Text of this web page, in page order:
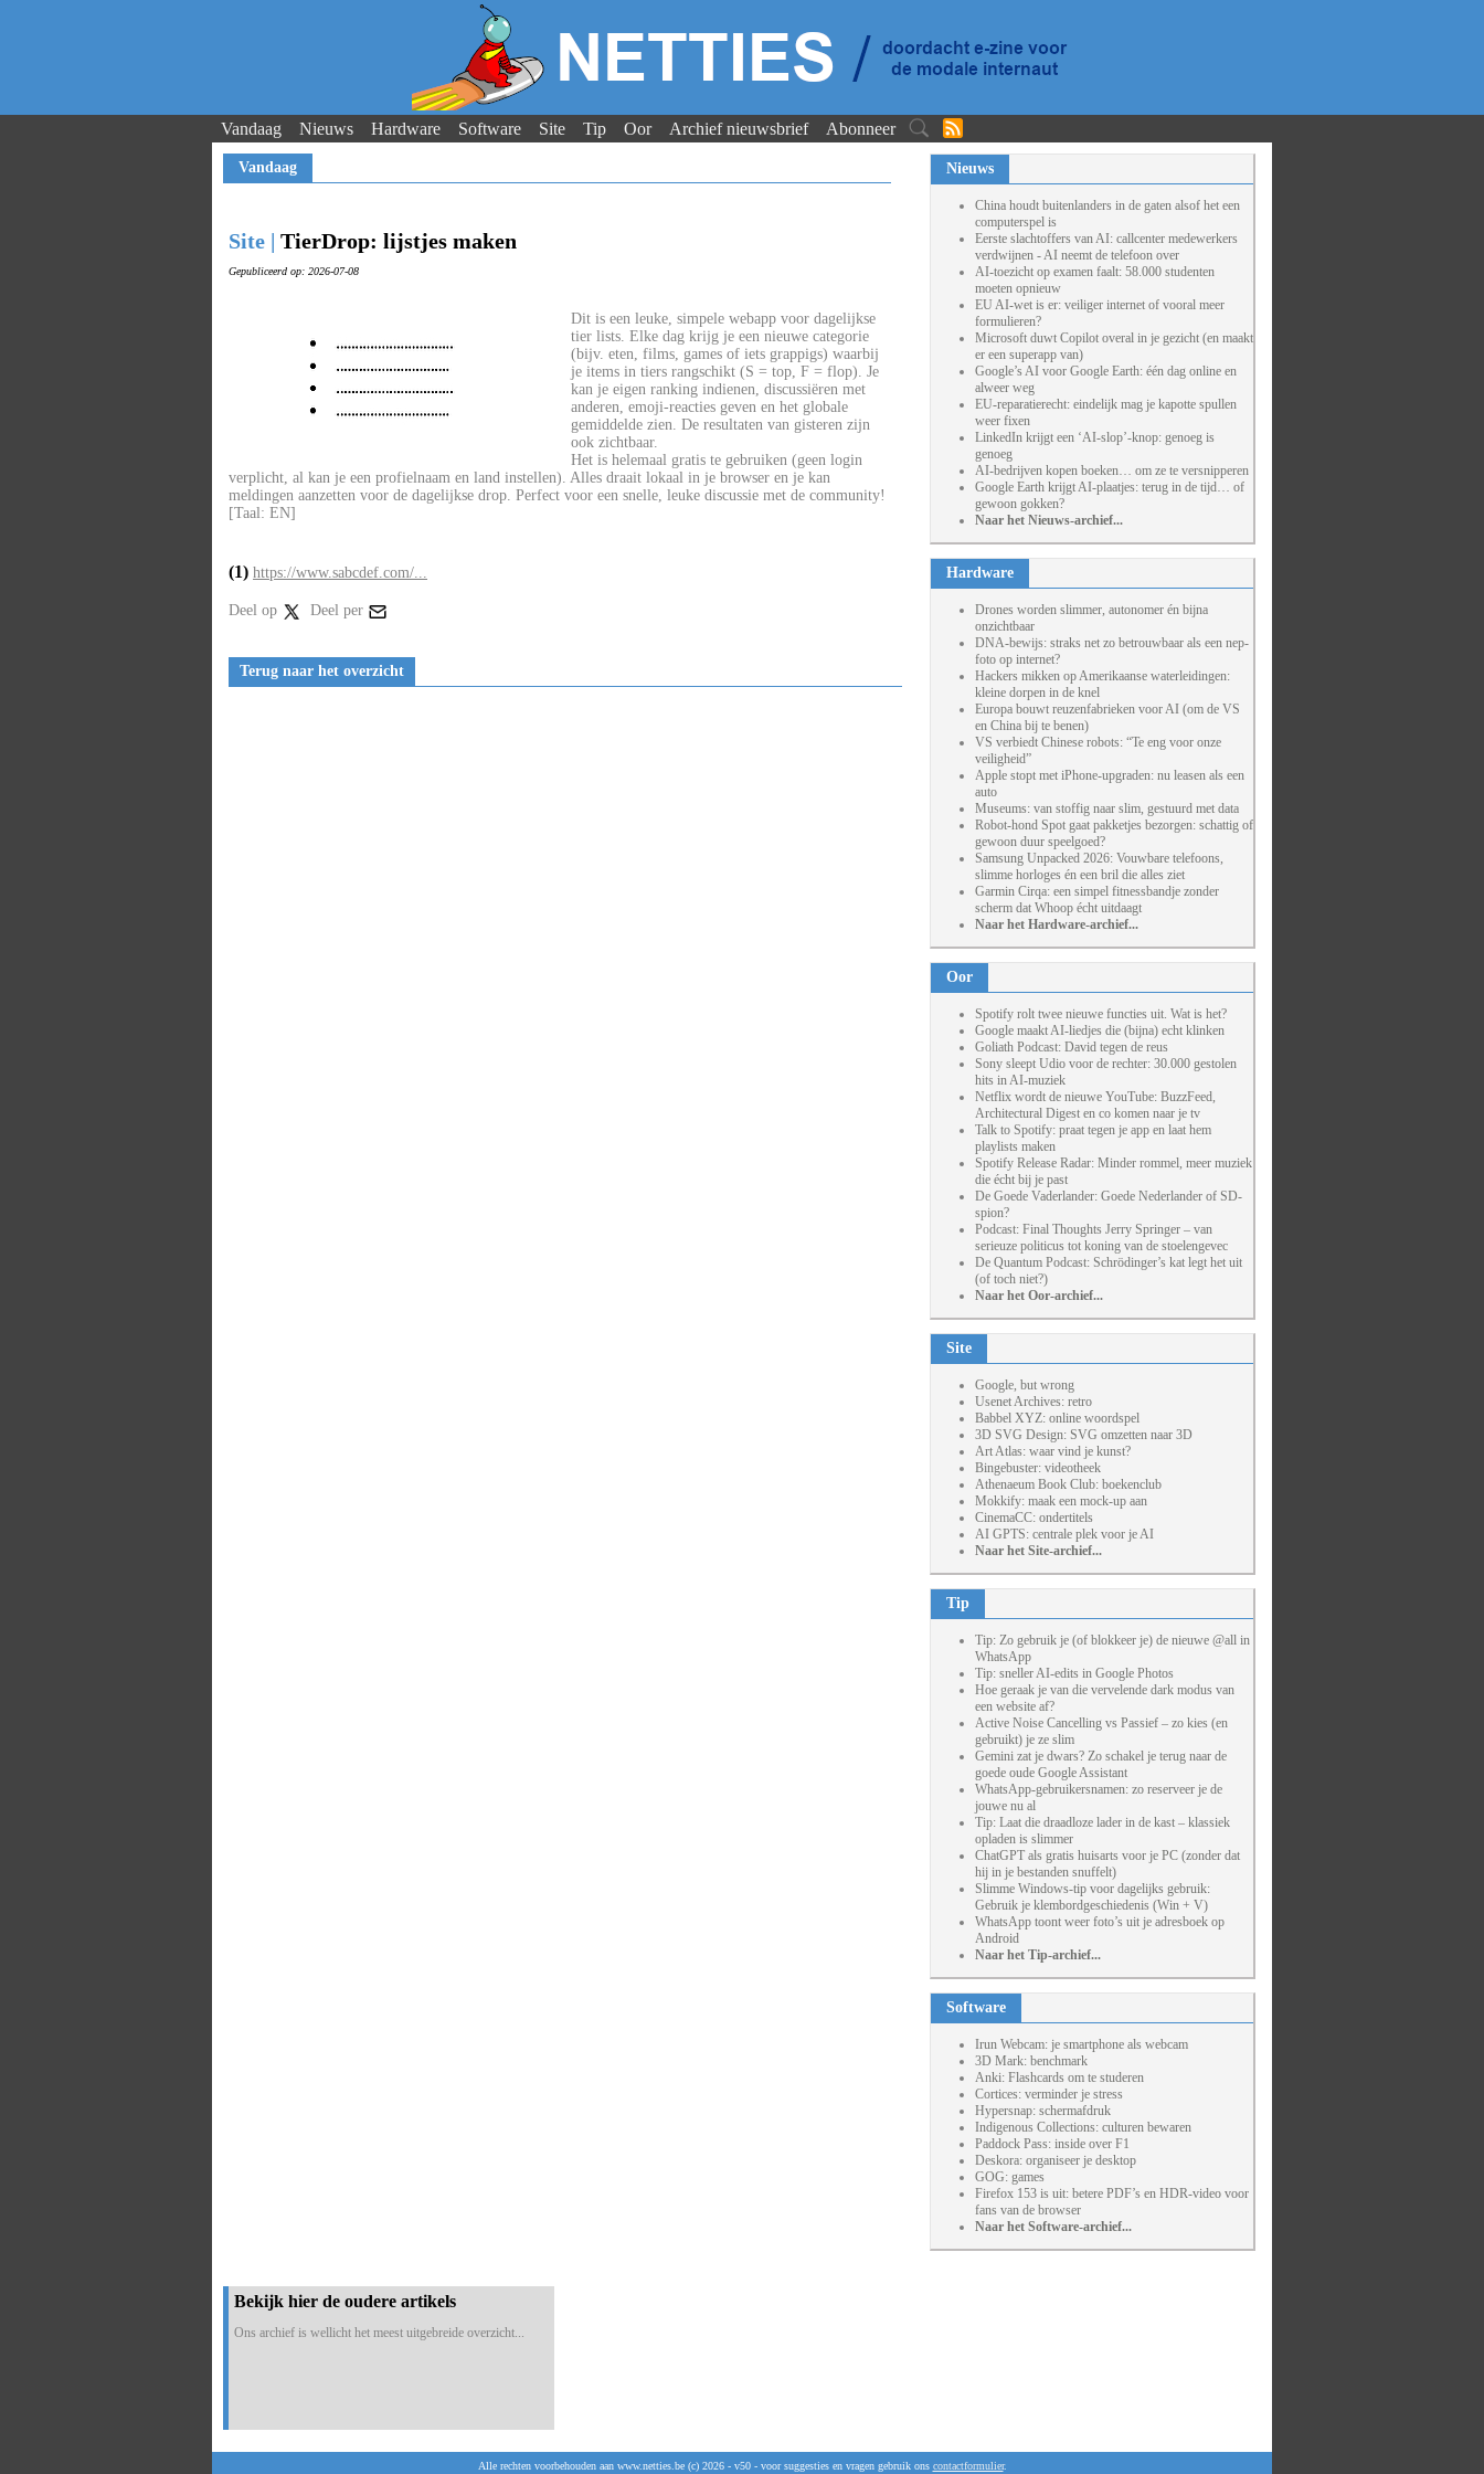
Vandaag Nieuws Hardware Software Site Tip Oor Archief nieuwsbrief Abonneer
Vandaag
Site | TierDrop: lijstjes maken
Gepubliceerd op: 2026-07-08
Dit is een leuke, simpele webapp voor dagelijkse
tier lists. Elke dag krijg je een nieuwe categorie
(bijv. eten, films, games of iets grappigs) waarbij
je items in tiers rangschikt (S = top, F = flop). Je
kan je eigen ranking indienen, discussiëren met
anderen, emoji-reacties geven en het globale
gemiddelde zien. De resultaten van gisteren zijn
ook zichtbaar.
Het is helemaal gratis te gebruiken (geen login
verplicht, al kan je een profielnaam en land instellen). Alles draait lokaal in je browser en je kan
meldingen aanzetten voor de dagelijkse drop. Perfect voor een snelle, leuke discussie met de community!
[Taal: EN]
(1) https://www.sabcdef.com/...
Deel op Deel per
Terug naar het overzicht
Nieuws
China houdt buitenlanders in de gaten alsof het een
computerspel is
Eerste slachtoffers van AI: callcenter medewerkers
verdwijnen - AI neemt de telefoon over
AI-toezicht op examen faalt: 58.000 studenten
moeten opnieuw
EU AI-wet is er: veiliger internet of vooral meer
formulieren?
Microsoft duwt Copilot overal in je gezicht (en maakt
er een superapp van)
Google’s AI voor Google Earth: één dag online en
alweer weg
EU-reparatierecht: eindelijk mag je kapotte spullen
weer fixen
LinkedIn krijgt een ‘AI-slop’-knop: genoeg is
genoeg
AI-bedrijven kopen boeken… om ze te versnipperen
Google Earth krijgt AI-plaatjes: terug in de tijd… of
gewoon gokken?
Naar het Nieuws-archief...
Hardware
Drones worden slimmer, autonomer én bijna
onzichtbaar
DNA-bewijs: straks net zo betrouwbaar als een nep-
foto op internet?
Hackers mikken op Amerikaanse waterleidingen:
kleine dorpen in de knel
Europa bouwt reuzenfabrieken voor AI (om de VS
en China bij te benen)
VS verbiedt Chinese robots: “Te eng voor onze
veiligheid”
Apple stopt met iPhone-upgraden: nu leasen als een
auto
Museums: van stoffig naar slim, gestuurd met data
Robot-hond Spot gaat pakketjes bezorgen: schattig of
gewoon duur speelgoed?
Samsung Unpacked 2026: Vouwbare telefoons,
slimme horloges én een bril die alles ziet
Garmin Cirqa: een simpel fitnessbandje zonder
scherm dat Whoop écht uitdaagt
Naar het Hardware-archief...
Oor
Spotify rolt twee nieuwe functies uit. Wat is het?
Google maakt AI-liedjes die (bijna) echt klinken
Goliath Podcast: David tegen de reus
Sony sleept Udio voor de rechter: 30.000 gestolen
hits in AI-muziek
Netflix wordt de nieuwe YouTube: BuzzFeed,
Architectural Digest en co komen naar je tv
Talk to Spotify: praat tegen je app en laat hem
playlists maken
Spotify Release Radar: Minder rommel, meer muziek
die écht bij je past
De Goede Vaderlander: Goede Nederlander of SD-
spion?
Podcast: Final Thoughts Jerry Springer – van
serieuze politicus tot koning van de stoelengevec
De Quantum Podcast: Schrödinger’s kat legt het uit
(of toch niet?)
Naar het Oor-archief...
Site
Google, but wrong
Usenet Archives: retro
Babbel XYZ: online woordspel
3D SVG Design: SVG omzetten naar 3D
Art Atlas: waar vind je kunst?
Bingebuster: videotheek
Athenaeum Book Club: boekenclub
Mokkify: maak een mock-up aan
CinemaCC: ondertitels
AI GPTS: centrale plek voor je AI
Naar het Site-archief...
Tip
Tip: Zo gebruik je (of blokkeer je) de nieuwe @all in
WhatsApp
Tip: sneller AI-edits in Google Photos
Hoe geraak je van die vervelende dark modus van
een website af?
Active Noise Cancelling vs Passief – zo kies (en
gebruikt) je ze slim
Gemini zat je dwars? Zo schakel je terug naar de
goede oude Google Assistant
WhatsApp-gebruikersnamen: zo reserveer je de
jouwe nu al
Tip: Laat die draadloze lader in de kast – klassiek
opladen is slimmer
ChatGPT als gratis huisarts voor je PC (zonder dat
hij in je bestanden snuffelt)
Slimme Windows-tip voor dagelijks gebruik:
Gebruik je klembordgeschiedenis (Win + V)
WhatsApp toont weer foto’s uit je adresboek op
Android
Naar het Tip-archief...
Software
Irun Webcam: je smartphone als webcam
3D Mark: benchmark
Anki: Flashcards om te studeren
Cortices: verminder je stress
Hypersnap: schermafdruk
Indigenous Collections: culturen bewaren
Paddock Pass: inside over F1
Deskora: organiseer je desktop
GOG: games
Firefox 153 is uit: betere PDF’s en HDR-video voor
fans van de browser
Naar het Software-archief...
Bekijk hier de oudere artikels
Ons archief is wellicht het meest uitgebreide overzicht...
Alle rechten voorbehouden aan www.netties.be (c) 2026 - v50 - voor suggesties en vragen gebruik ons contactformulier.